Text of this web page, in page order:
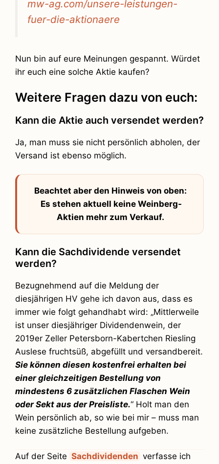
mw-ag.com/unsere-leistungen-
fuer-die-aktionaere
Nun bin auf eure Meinungen gespannt. Würdet
ihr euch eine solche Aktie kaufen?
Weitere Fragen dazu von euch:
Kann die Aktie auch versendet werden?
Ja, man muss sie nicht persönlich abholen, der
Versand ist ebenso möglich.
Beachtet aber den Hinweis von oben:
Es stehen aktuell keine Weinberg-
Aktien mehr zum Verkauf.
Kann die Sachdividende versendet
werden?
Bezugnehmend auf die Meldung der
diesjährigen HV gehe ich davon aus, dass es
immer wie folgt gehandhabt wird: „Mittlerweile
ist unser diesjähriger Dividendenwein, der
2019er Zeller Petersborn-Kabertchen Riesling
Auslese fruchtsüß, abgefüllt und versandbereit.
Sie können diesen kostenfrei erhalten bei
einer gleichzeitigen Bestellung von
mindestens 6 zusätzlichen Flaschen Wein
oder Sekt aus der Preisliste.“ Holt man den
Wein persönlich ab, so wie bei mir – muss man
keine zusätzliche Bestellung aufgeben.
Auf der Seite Sachdividenden verfasse ich